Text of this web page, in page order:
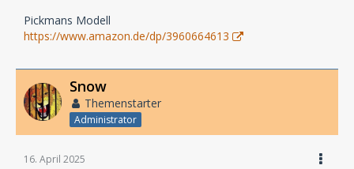
Pickmans Modell
https://www.amazon.de/dp/3960664613
Snow
Themenstarter
Administrator
16. April 2025